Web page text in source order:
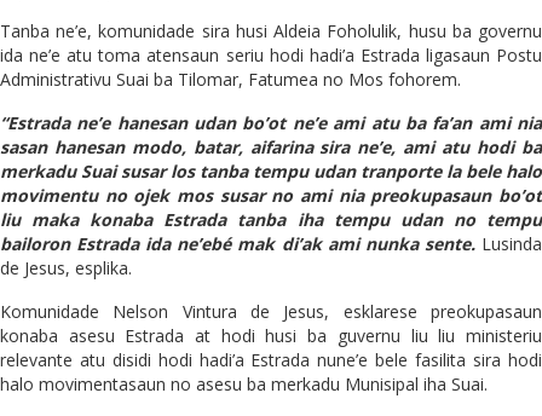
Tanba ne’e, komunidade sira husi Aldeia Foholulik, husu ba governu
ida ne’e atu toma atensaun seriu hodi hadi’a Estrada ligasaun Postu
Administrativu Suai ba Tilomar, Fatumea no Mos fohorem.
“Estrada ne’e hanesan udan bo’ot ne’e ami atu ba fa’an ami nia
sasan hanesan modo, batar, aifarina sira ne’e, ami atu hodi ba
merkadu Suai susar los tanba tempu udan tranporte la bele halo
movimentu no ojek mos susar no ami nia preokupasaun bo’ot
liu maka konaba Estrada tanba iha tempu udan no tempu
bailoron Estrada ida ne’ebé mak di’ak ami nunka sente.Lusinda
de Jesus, esplika.
Komunidade Nelson Vintura de Jesus, esklarese preokupasaun
konaba asesu Estrada at hodi husi ba guvernu liu liu ministeriu
relevante atu disidi hodi hadi’a Estrada nune’e bele fasilita sira hodi
halo movimentasaun no asesu ba merkadu Munisipal iha Suai.